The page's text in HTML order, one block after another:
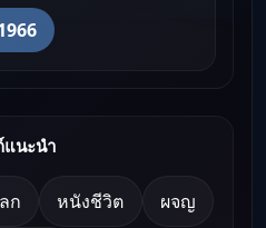
แนะนำ
ก หนังชีวิต ผจญ